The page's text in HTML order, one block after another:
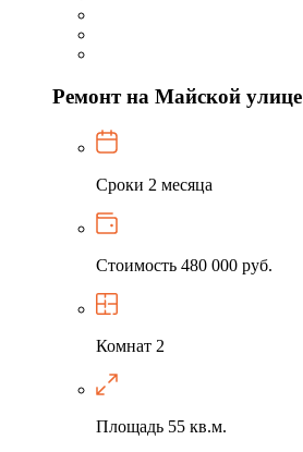
Ремонт на Майской улице
Сроки 2 месяца
Стоимость 480 000 руб.
Комнат 2
Площадь 55 кв.м.